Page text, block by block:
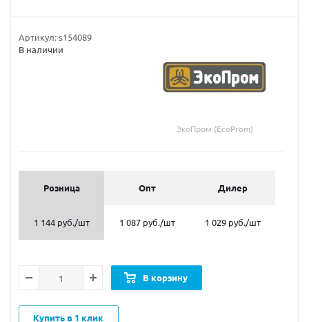
Артикул:s154089
В наличии
ЭкоПром (EcoProm)
Розница Опт Дилер
1 144 руб./шт 1 087 руб./шт 1 029 руб./шт
В корзину
Купить в 1 клик